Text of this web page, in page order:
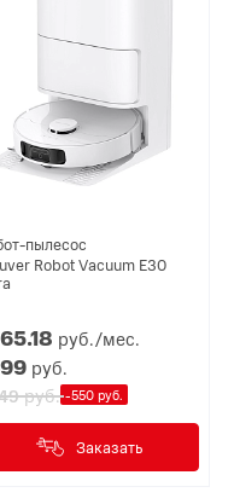
пылесос
Robot Vacuum E30
65.18 руб./мес.
руб.
руб. -550 руб.
Заказать